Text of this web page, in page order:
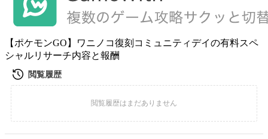
【ポケモンGO】ワニノコ復刻コミュニティデイの有料スペ
シャルリサーチ内容と報酬